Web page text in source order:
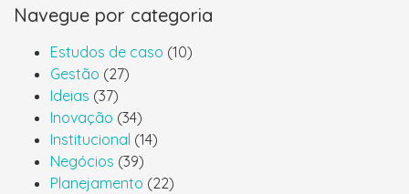
Navegue por categoria
Estudos de caso (10)
Gestão (27)
Ideias (37)
Inovação (34)
Institucional (14)
Negócios (39)
Planejamento (22)